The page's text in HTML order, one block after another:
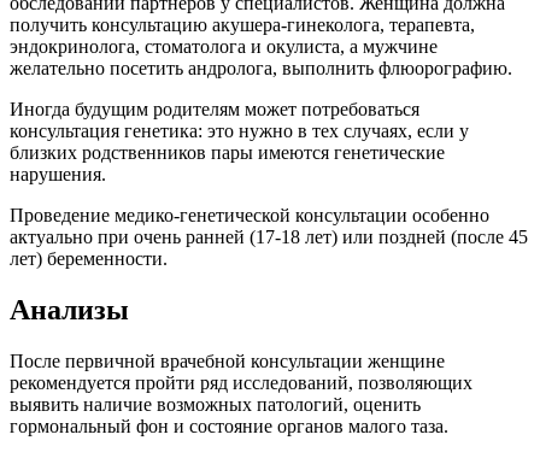
получить консультацию акушера-гинеколога, терапевта,
эндокринолога, стоматолога и окулиста, а мужчине
желательно посетить андролога, выполнить флюорографию.
Иногда будущим родителям может потребоваться
консультация генетика: это нужно в тех случаях, если у
близких родственников пары имеются генетические
нарушения.
Проведение медико-генетической консультации особенно
актуально при очень ранней (17-18 лет) или поздней (после 45
лет) беременности.
Анализы
После первичной врачебной консультации женщине
рекомендуется пройти ряд исследований, позволяющих
выявить наличие возможных патологий, оценить
гормональный фон и состояние органов малого таза.